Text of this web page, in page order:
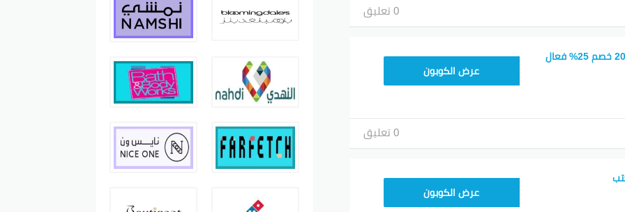
0 تعليق
كود خصم جملون 2026 خصم 25% فعال
HD253عرض الكوبون
0 تعليق
HD253عرض الكوبون